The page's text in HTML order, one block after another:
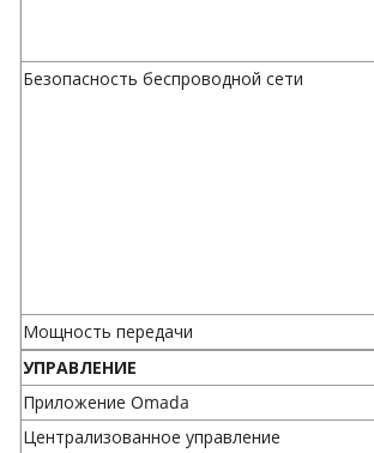
Безопасность беспроводной сети
Мощность передачи
УПРАВЛЕНИЕ
Приложение Omada
Централизованное управление